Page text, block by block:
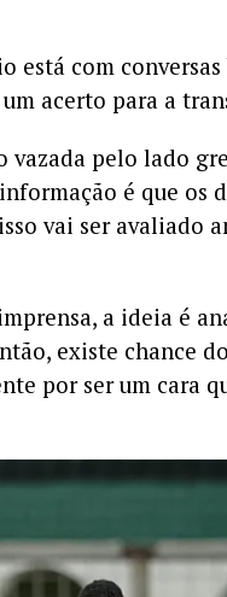
está com
acerto para a
pelo lado
é que os
vai ser avaliado
a ideia é
existe chance
por ser um cara